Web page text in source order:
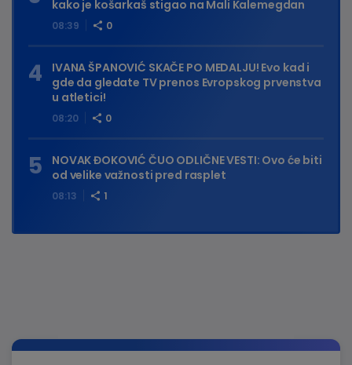
08:39 0
kako je košarkaš stigao na Mali Kalemegdan
08:20 0
IVANA ŠPANOVIĆ SKAČE PO MEDALJU! Evo kad i
gde da gledate TV prenos Evropskog prvenstva
u atletici!
08:13 1
NOVAK ĐOKOVIĆ ČUO ODLIČNE VESTI: Ovo će biti
od velike važnosti pred rasplet